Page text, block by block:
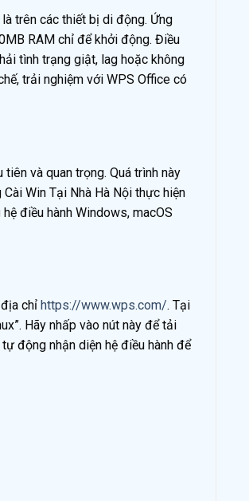
trên các thiết bị di động. Ứng
RAM chỉ để khởi động. Điều
tình trạng giật, lag hoặc không
trải nghiệm với WPS Office có
và quan trọng. Quá trình này
Win Tại Nhà Hà Nội thực hiện
điều hành Windows, macOS
chỉ https://www.wps.com/. Tại
Hãy nhấp vào nút này để tải
động nhận diện hệ điều hành để